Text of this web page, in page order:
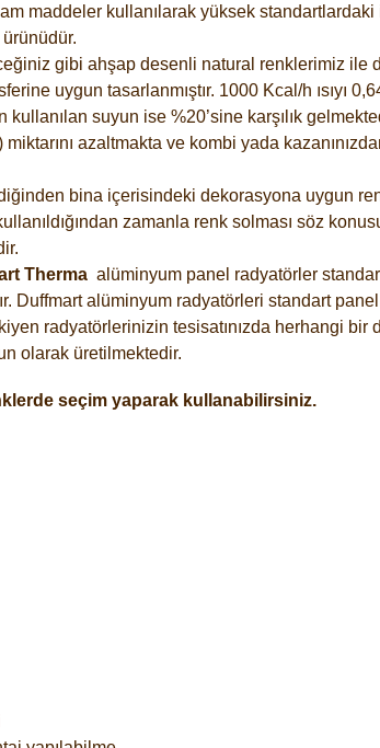
maddeler kullanılarak yüksek
gibi ahşap desenli natural renklerimiz ile
uygun tasarlanmıştır. 1000 Kcal/h ısıyı
suyun ise %20’sine karşılık
miktarını azaltmakta ve kombi yada
bina içerisindeki dekorasyona uygun
zamanla renk solması söz
Therma alüminyum panel radyatörler
Duffmart alüminyum radyatörleri standart
radyatörlerinizin tesisatınızda herhangi
olarak üretilmektedir.
seçim yaparak kullanabilirsiniz.